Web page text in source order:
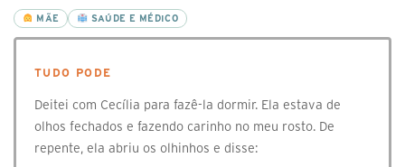
MÃE SAÚDE E MÉDICO
TUDO PODE
Deitei com Cecília para fazê-la dormir. Ela estava de
olhos fechados e fazendo carinho no meu rosto. De
repente, ela abriu os olhinhos e disse: